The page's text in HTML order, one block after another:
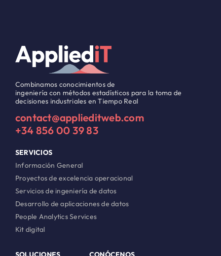
Combinamos conocimientos de
ingeniería con métodos estadísticos para la toma de
decisiones industriales en Tiempo Real
contact@applieditweb.com
+34 856 00 39 83
SERVICIOS
Información General
Proyectos de excelencia operacional
Servicios de ingeniería de datos
Desarrollo de aplicaciones de datos
People Analytics Services
Kit digital